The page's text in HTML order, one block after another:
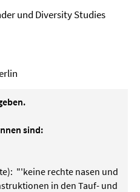
und Diversity Studies
sind:
"'keine rechte nasen und
in den Tauf- und